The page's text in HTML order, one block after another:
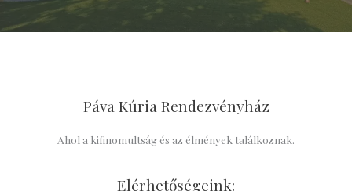
Páva Kúria Rendezvényház
Ahol a kifinomultság és az élmények találkoznak.
Elérhetőségeink: